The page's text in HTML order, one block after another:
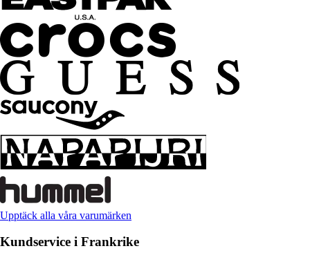
Upptäck alla våra varumärken
Kundservice i Frankrike